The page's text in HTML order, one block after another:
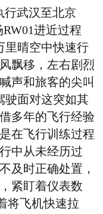
武汉至北京
进近过程
里晴空中快速行
飘移，左右剧烈
声和旅客的尖叫
驶面对这突如其
多年的飞行经验
在飞行训练过程
中从未经历过
及时正确处置，
紧盯着仪表数
将飞机快速拉